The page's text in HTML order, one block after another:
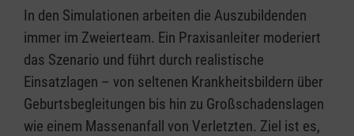
In den Simulationen arbeiten die Auszubildenden
immer im Zweierteam. Ein Praxisanleiter moderiert
das Szenario und führt durch realistische
Einsatzlagen – von seltenen Krankheitsbildern über
Geburtsbegleitungen bis hin zu Großschadenslagen
wie einem Massenanfall von Verletzten. Ziel ist es,